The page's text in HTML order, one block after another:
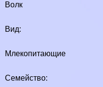
Волк
Вид:
Млекопитающие
Семейство: